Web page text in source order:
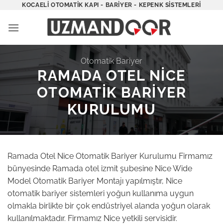
İçeriğeKOCAELI OTOMATIK KAPI - BARIYER - KEPENK SISTEMLERI
Otomatik Bariyer
RAMADA OTEL NICE
OTOMATIK BARIYER
KURULUMU
Ramada Otel Nice Otomatik Bariyer Kurulumu Firmamız
bünyesinde Ramada otel izmit şubesine Nice Wide
Model Otomatik Bariyer Montajı yapılmıştır, Nice
otomatik bariyer sistemleri yoğun kullanıma uygun
olmakla birlikte bir çok endüstriyel alanda yoğun olarak
kullanılmaktadır. Firmamız Nice yetkili servisidir.